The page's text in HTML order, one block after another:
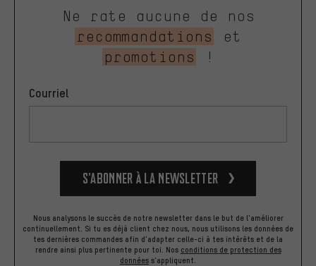
Ne rate aucune de nos
recommandations
et
promotions
!
Courriel
S’abonner à la newsletter
Nous analysons le succès de notre newsletter dans le but de l'améliorer
continuellement. Si tu es déjà client chez nous, nous utilisons les données de
tes dernières commandes afin d'adapter celle-ci à tes intérêts et de la
rendre ainsi plus pertinente pour toi. Nos conditions de protection des
données s'appliquent.